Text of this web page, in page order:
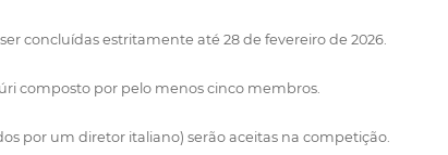
concluídas estritamente até 28 de fevereiro de 2026.
composto por pelo menos cinco membros.
por um diretor italiano) serão aceitas na competição.